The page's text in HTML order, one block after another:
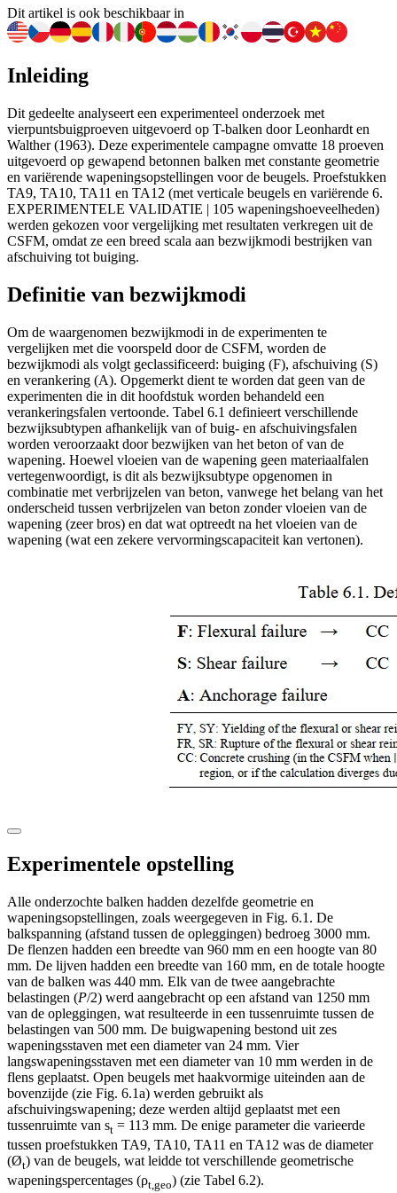
Dit artikel is ook beschikbaar in
Inleiding
Dit gedeelte analyseert een experimenteel onderzoek met
vierpuntsbuigproeven uitgevoerd op T-balken door Leonhardt en
Walther (1963). Deze experimentele campagne omvatte 18 proeven
uitgevoerd op gewapend betonnen balken met constante geometrie
en variërende wapeningsopstellingen voor de beugels. Proefstukken
TA9, TA10, TA11 en TA12 (met verticale beugels en variërende 6.
EXPERIMENTELE VALIDATIE | 105 wapeningshoeveelheden)
werden gekozen voor vergelijking met resultaten verkregen uit de
CSFM, omdat ze een breed scala aan bezwijkmodi bestrijken van
afschuiving tot buiging.
Definitie van bezwijkmodi
Om de waargenomen bezwijkmodi in de experimenten te
vergelijken met die voorspeld door de CSFM, worden de
bezwijkmodi als volgt geclassificeerd: buiging (F), afschuiving (S)
en verankering (A). Opgemerkt dient te worden dat geen van de
experimenten die in dit hoofdstuk worden behandeld een
verankeringsfalen vertoonde. Tabel 6.1 definieert verschillende
bezwijksubtypen afhankelijk van of buig- en afschuivingsfalen
worden veroorzaakt door bezwijken van het beton of van de
wapening. Hoewel vloeien van de wapening geen materiaalfalen
vertegenwoordigt, is dit als bezwijksubtype opgenomen in
combinatie met verbrijzelen van beton, vanwege het belang van het
onderscheid tussen verbrijzelen van beton zonder vloeien van de
wapening (zeer bros) en dat wat optreedt na het vloeien van de
wapening (wat een zekere vervormingscapaciteit kan vertonen).
Experimentele opstelling
Alle onderzochte balken hadden dezelfde geometrie en
wapeningsopstellingen, zoals weergegeven in Fig. 6.1. De
balkspanning (afstand tussen de opleggingen) bedroeg 3000 mm.
De flenzen hadden een breedte van 960 mm en een hoogte van 80
mm. De lijven hadden een breedte van 160 mm, en de totale hoogte
van de balken was 440 mm. Elk van de twee aangebrachte
belastingen (P/2) werd aangebracht op een afstand van 1250 mm
van de opleggingen, wat resulteerde in een tussenruimte tussen de
belastingen van 500 mm. De buigwapening bestond uit zes
wapeningsstaven met een diameter van 24 mm. Vier
langswapeningsstaven met een diameter van 10 mm werden in de
flens geplaatst. Open beugels met haakvormige uiteinden aan de
bovenzijde (zie Fig. 6.1a) werden gebruikt als
afschuivingswapening; deze werden altijd geplaatst met een
tussenruimte van st = 113 mm. De enige parameter die varieerde
tussen proefstukken TA9, TA10, TA11 en TA12 was de diameter
(Øt) van de beugels, wat leidde tot verschillende geometrische
wapeningspercentages (ρt,geo) (zie Tabel 6.2).